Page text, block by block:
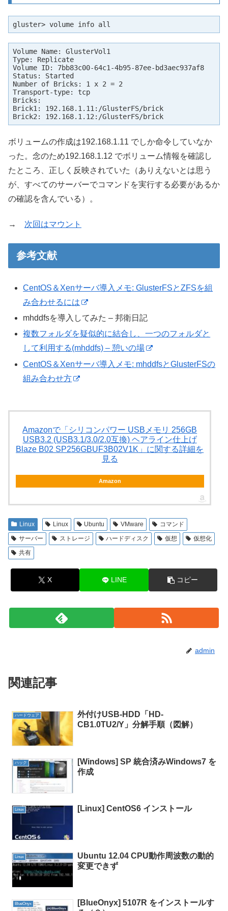
gluster> volume info all
Volume Name: GlusterVol1
Type: Replicate
Volume ID: 7bb83c00-64c1-4b95-87ee-bd3aec937af8
Status: Started
Number of Bricks: 1 x 2 = 2
Transport-type: tcp
Bricks:
Brick1: 192.168.1.11:/GlusterFS/brick
Brick2: 192.168.1.12:/GlusterFS/brick
ボリュームの作成は192.168.1.11 でしか命令していなか
った。念のため192.168.1.12 でボリューム情報を確認し
たところ、正しく反映されていた（ありえないとは思う
が、すべてのサーバーでコマンドを実行する必要があるか
の確認を含んでいる）。
→ 次回はマウント
参考文献
CentOS＆Xenサーバ導入メモ: GlusterFSとZFSを組
み合わせるには
mhddfsを導入してみた – 邦衛日記
複数フォルダを疑似的に結合し、一つのフォルダと
して利用する(mhddfs) – 憩いの場
CentOS＆Xenサーバ導入メモ: mhddfsとGlusterFSの
組み合わせ方
Amazonで「シリコンパワー USBメモリ 256GB
USB3.2 (USB3.1/3.0/2.0互換) ヘアライン仕上げ
Blaze B02 SP256GBUF3B02V1K」に関する詳細を
見る
Amazon
Linux Linux Ubuntu VMware
コマンド
サーバー
ストレージ ハードディスク 仮想
仮想化
共有
X LINE コピー
admin
関連記事
ハードウェア
外付けUSB-HDD「HD-
CB1.0TU2/Y」分解手順（図解）
ハック
[Windows] SP 統合済みWindows7 を
作成
Linux [Linux] CentOS6 インストール
Linux
Ubuntu 12.04 CPU動作周波数の動的
変更できず
BlueOnyx
[BlueOnyx] 5107R をインストールす